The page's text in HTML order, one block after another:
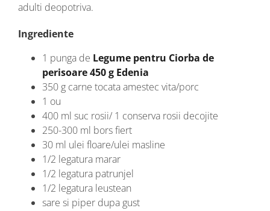
adulti deopotriva.
Ingrediente
1 punga de Legume pentru Ciorba de
perisoare 450 g Edenia
350 g carne tocata amestec vita/porc
1 ou
400 ml suc rosii/ 1 conserva rosii decojite
250-300 ml bors fiert
30 ml ulei floare/ulei masline
1/2 legatura marar
1/2 legatura patrunjel
1/2 legatura leustean
sare si piper dupa gust